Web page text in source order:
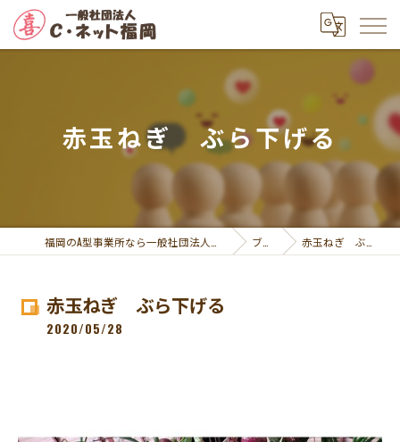
赤玉ねぎ ぶら下げる
ブログ 赤玉ねぎ ぶら下げる
赤玉ねぎ ぶら下げる
2020/05/28